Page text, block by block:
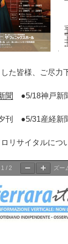
た皆様、ご尽力
聞 ●5/18神戸新
刊 ●5/31産経新
リサイタルにつ
1 / 2 ズー